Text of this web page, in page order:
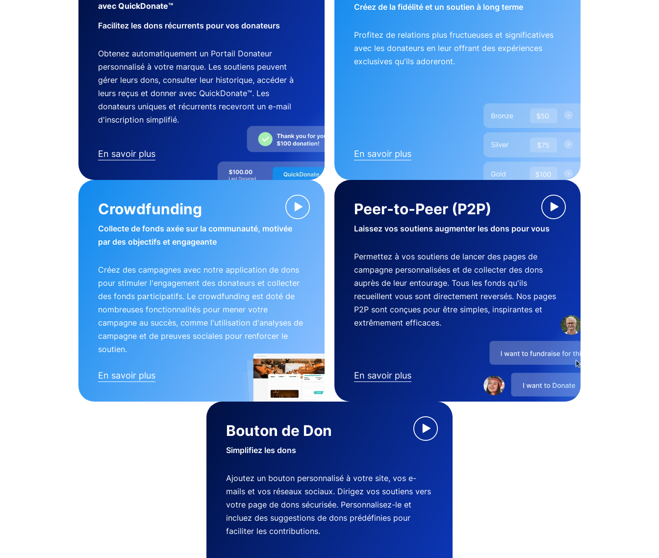
avec QuickDonate™
Facilitez les dons récurrents pour vos donateurs
Obtenez automatiquement un Portail Donateur
personnalisé à votre marque. Les soutiens peuvent
gérer leurs dons, consulter leur historique, accéder à
leurs reçus et donner avec QuickDonate™. Les
donateurs uniques et récurrents recevront un e-mail
d'inscription simplifié.
En savoir plus
Créez de la fidélité et un soutien à long terme
Profitez de relations plus fructueuses et significatives
avec les donateurs en leur offrant des expériences
exclusives qu'ils adoreront.
En savoir plus
Crowdfunding
Collecte de fonds axée sur la communauté, motivée
par des objectifs et engageante
Créez des campagnes avec notre application de dons
pour stimuler l'engagement des donateurs et collecter
des fonds participatifs. Le crowdfunding est doté de
nombreuses fonctionnalités pour mener votre
campagne au succès, comme l'utilisation d'analyses de
campagne et de preuves sociales pour renforcer le
soutien.
En savoir plus
Peer-to-Peer (P2P)
Laissez vos soutiens augmenter les dons pour vous
Permettez à vos soutiens de lancer des pages de
campagne personnalisées et de collecter des dons
auprès de leur entourage. Tous les fonds qu'ils
recueillent vous sont directement reversés. Nos pages
P2P sont conçues pour être simples, inspirantes et
extrêmement efficaces.
En savoir plus
Bouton de Don
Simplifiez les dons
Ajoutez un bouton personnalisé à votre site, vos e-
mails et vos réseaux sociaux. Dirigez vos soutiens vers
votre page de dons sécurisée. Personnalisez-le et
incluez des suggestions de dons prédéfinies pour
faciliter les contributions.